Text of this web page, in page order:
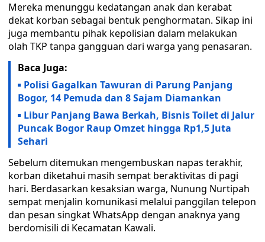
Mereka menunggu kedatangan anak dan kerabat
dekat korban sebagai bentuk penghormatan. Sikap ini
juga membantu pihak kepolisian dalam melakukan
olah TKP tanpa gangguan dari warga yang penasaran.
Baca Juga:
Polisi Gagalkan Tawuran di Parung Panjang
Bogor, 14 Pemuda dan 8 Sajam Diamankan
Libur Panjang Bawa Berkah, Bisnis Toilet di Jalur
Puncak Bogor Raup Omzet hingga Rp1,5 Juta
Sehari
Sebelum ditemukan mengembuskan napas terakhir,
korban diketahui masih sempat beraktivitas di pagi
hari. Berdasarkan kesaksian warga, Nunung Nurtipah
sempat menjalin komunikasi melalui panggilan telepon
dan pesan singkat WhatsApp dengan anaknya yang
berdomisili di Kecamatan Kawali.